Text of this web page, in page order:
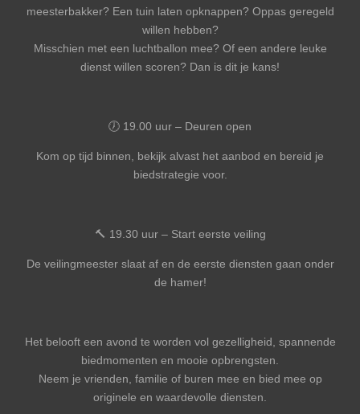
meesterbakker? Een tuin laten opknappen? Oppas geregeld
willen hebben?
Misschien met een luchtballon mee? Of een andere leuke
dienst willen scoren? Dan is dit je kans!
🕖 19.00 uur – Deuren open
Kom op tijd binnen, bekijk alvast het aanbod en bereid je
biedstrategie voor.
🔨 19.30 uur – Start eerste veiling
De veilingmeester slaat af en de eerste diensten gaan onder
de hamer!
Het belooft een avond te worden vol gezelligheid, spannende
biedmomenten en mooie opbrengsten.
Neem je vrienden, familie of buren mee en bied mee op
originele en waardevolle diensten.